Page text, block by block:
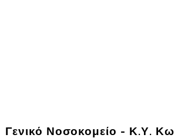
Γενικό Νοσοκομείο - Κ.Υ. Κω